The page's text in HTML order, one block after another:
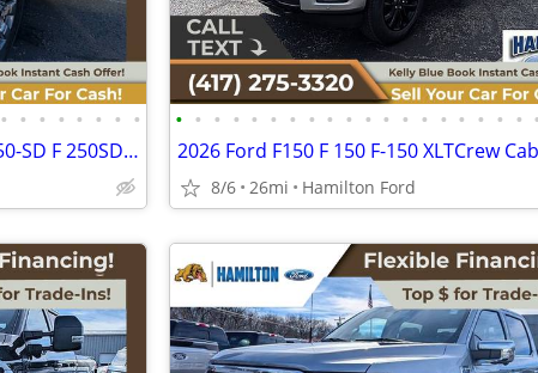
• • • • • • • •
2026 Ford F250SD F 250 SD F-250-SD F 250SD F-250SD King RanchCrew Cab
• • • • • • • • • • • • • • • • • • • •
2026 Ford F150 F 150 F-150 XLTCrew Cab
8/6 26mi Hamilton Ford